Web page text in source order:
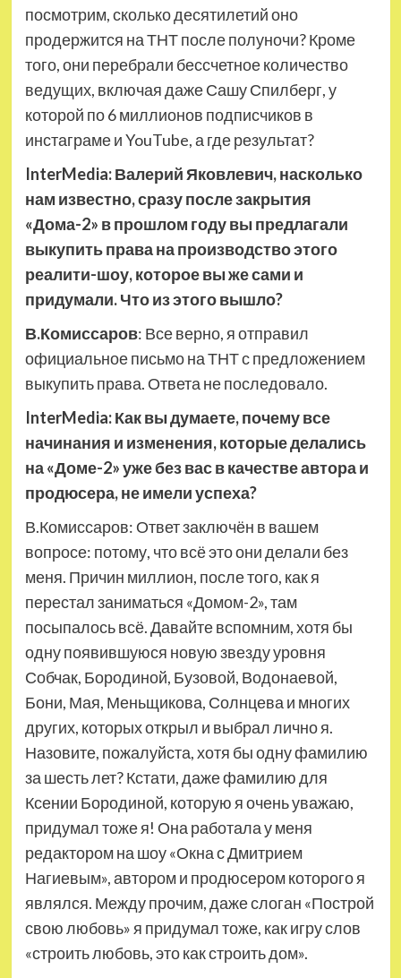
посмотрим, сколько десятилетий оно
продержится на ТНТ после полуночи? Кроме
того, они перебрали бессчетное количество
ведущих, включая даже Сашу Спилберг, у
которой по 6 миллионов подписчиков в
инстаграме и YouTube, а где результат?
InterMedia: Валерий Яковлевич, насколько
нам известно, сразу после закрытия
«Дома-2» в прошлом году вы предлагали
выкупить права на производство этого
реалити-шоу, которое вы же сами и
придумали. Что из этого вышло?
В.Комиссаров: Все верно, я отправил
официальное письмо на ТНТ с предложением
выкупить права. Ответа не последовало.
InterMedia: Как вы думаете, почему все
начинания и изменения, которые делались
на «Доме-2» уже без вас в качестве автора и
продюсера, не имели успеха?
В.Комиссаров: Ответ заключён в вашем
вопросе: потому, что всё это они делали без
меня. Причин миллион, после того, как я
перестал заниматься «Домом-2», там
посыпалось всё. Давайте вспомним, хотя бы
одну появившуюся новую звезду уровня
Собчак, Бородиной, Бузовой, Водонаевой,
Бони, Мая, Меньщикова, Солнцева и многих
других, которых открыл и выбрал лично я.
Назовите, пожалуйста, хотя бы одну фамилию
за шесть лет? Кстати, даже фамилию для
Ксении Бородиной, которую я очень уважаю,
придумал тоже я! Она работала у меня
редактором на шоу «Окна с Дмитрием
Нагиевым», автором и продюсером которого я
являлся. Между прочим, даже слоган «Построй
свою любовь» я придумал тоже, как игру слов
«строить любовь, это как строить дом».